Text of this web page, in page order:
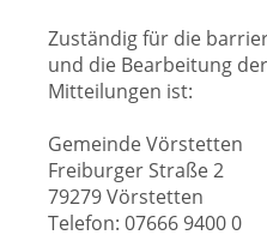
Zuständig für die
und die Bearbeitung
Mitteilungen ist:
Gemeinde Vörstetten
Freiburger Straße 2
79279 Vörstetten
Telefon: 07666 9400 0